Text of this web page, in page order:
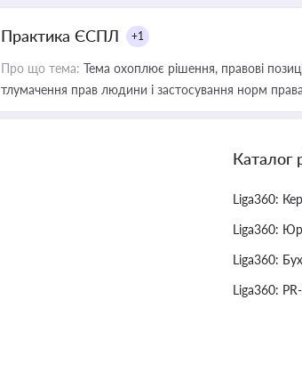
Практика ЄСПЛ +1
Про що тема: Тема охоплює рішення, правові
тлумачення прав людини і застосування норм права
Каталог
Liga360:
Liga360:
Liga360:
Liga360: